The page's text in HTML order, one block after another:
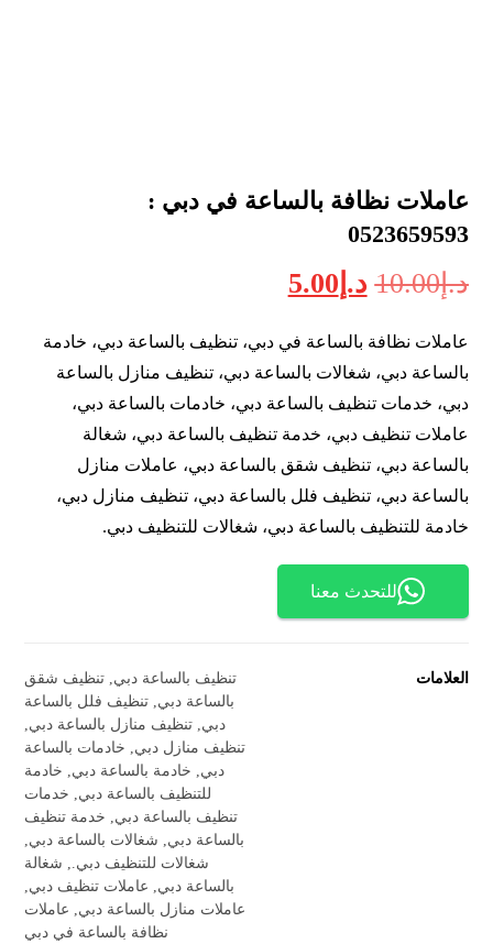
عاملات نظافة بالساعة في دبي :
0523659593
د.إ10.00 د.إ 5.00
عاملات نظافة بالساعة في دبي، تنظيف بالساعة دبي، خادمة
بالساعة دبي، شغالات بالساعة دبي، تنظيف منازل بالساعة
دبي، خدمات تنظيف بالساعة دبي، خادمات بالساعة دبي،
عاملات تنظيف دبي، خدمة تنظيف بالساعة دبي، شغالة
بالساعة دبي، تنظيف شقق بالساعة دبي، عاملات منازل
بالساعة دبي، تنظيف فلل بالساعة دبي، تنظيف منازل دبي،
خادمة للتنظيف بالساعة دبي، شغالات للتنظيف دبي.
للتحدث معنا
العلامات تنظيف بالساعة دبي, تنظيف شقق
بالساعة دبي, تنظيف فلل بالساعة
دبي, تنظيف منازل بالساعة دبي,
تنظيف منازل دبي, خادمات بالساعة
دبي, خادمة بالساعة دبي, خادمة
للتنظيف بالساعة دبي, خدمات
تنظيف بالساعة دبي, خدمة تنظيف
بالساعة دبي, شغالات بالساعة دبي,
شغالات للتنظيف دبي., شغالة
بالساعة دبي, عاملات تنظيف دبي,
عاملات منازل بالساعة دبي, عاملات
نظافة بالساعة في دبي